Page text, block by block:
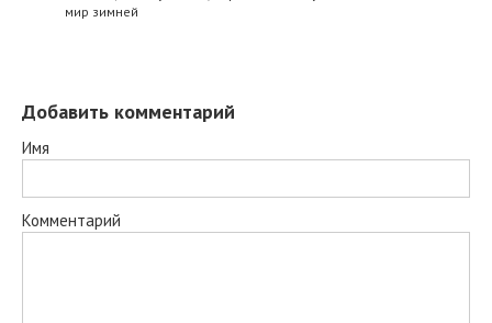
мир зимней
Добавить комментарий
Имя
Комментарий